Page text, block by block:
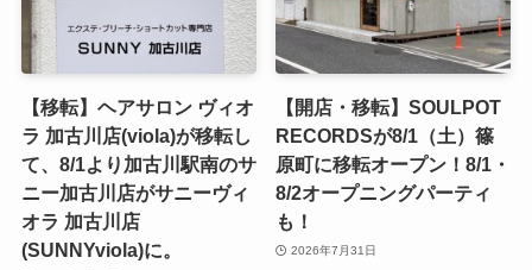
【移転】ヘアサロン ヴィオ
ラ 加古川店(viola)が移転し
て、8/1より加古川駅南のサ
ニー加古川店がサニーヴィ
オラ 加古川店
(SUNNYviola)に。
【開店・移転】SOULPOT
RECORDSが8/1（土）篠
原町に移転オープン！8/1・
8/2オープニングパーティ
も！
2026年7月31日